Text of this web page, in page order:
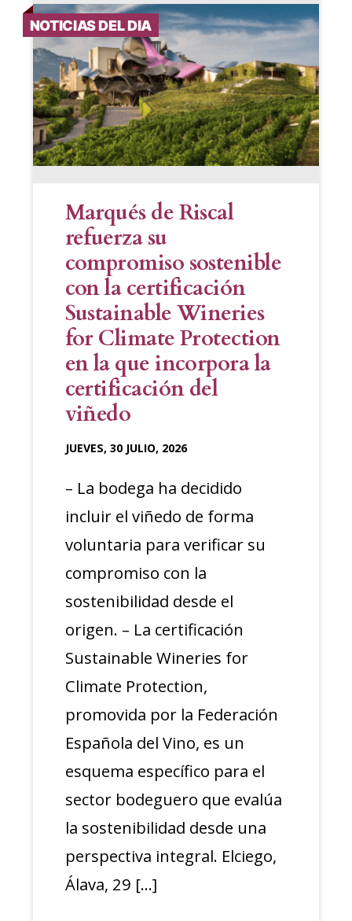
NOTICIAS DEL DIA
Marqués de Riscal
refuerza su
compromiso sostenible
con la certificación
Sustainable Wineries
for Climate Protection
en la que incorpora la
certificación del
viñedo
JUEVES, 30 JULIO, 2026
– La bodega ha decidido
incluir el viñedo de forma
voluntaria para verificar su
compromiso con la
sostenibilidad desde el
origen. – La certificación
Sustainable Wineries for
Climate Protection,
promovida por la Federación
Española del Vino, es un
esquema específico para el
sector bodeguero que evalúa
la sostenibilidad desde una
perspectiva integral. Elciego,
Álava, 29 […]